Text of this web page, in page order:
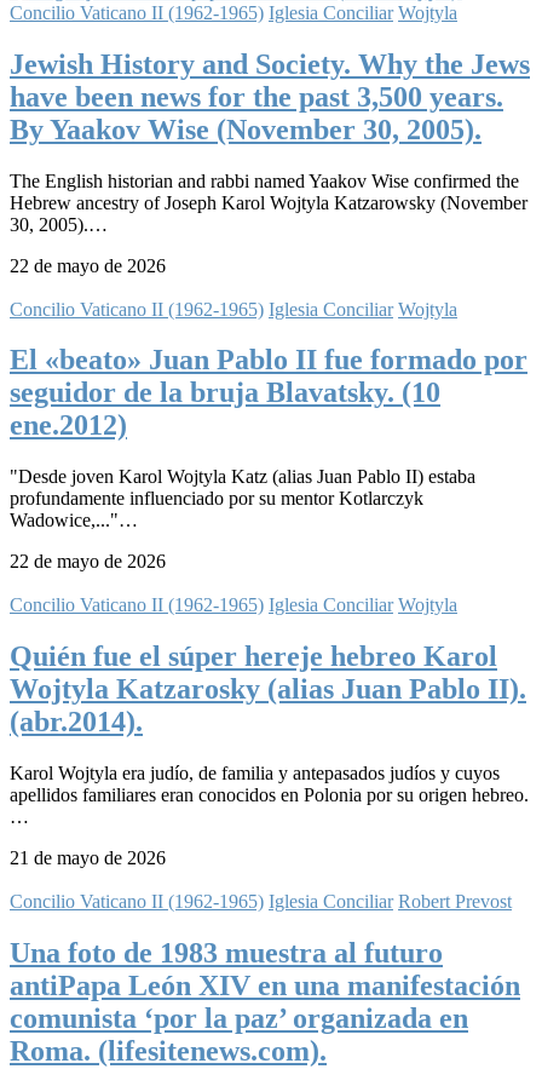
Concilio Vaticano II (1962-1965) Iglesia Conciliar Wojtyla
Jewish History and Society. Why the Jews
have been news for the past 3,500 years.
By Yaakov Wise (November 30, 2005).
The English historian and rabbi named Yaakov Wise confirmed the
Hebrew ancestry of Joseph Karol Wojtyla Katzarowsky (November
30, 2005).…
22 de mayo de 2026
Concilio Vaticano II (1962-1965) Iglesia Conciliar Wojtyla
El «beato» Juan Pablo II fue formado por
seguidor de la bruja Blavatsky. (10
ene.2012)
"Desde joven Karol Wojtyla Katz (alias Juan Pablo II) estaba
profundamente influenciado por su mentor Kotlarczyk
Wadowice,..."…
22 de mayo de 2026
Concilio Vaticano II (1962-1965) Iglesia Conciliar Wojtyla
Quién fue el súper hereje hebreo Karol
Wojtyla Katzarosky (alias Juan Pablo II).
(abr.2014).
Karol Wojtyla era judío, de familia y antepasados judíos y cuyos
apellidos familiares eran conocidos en Polonia por su origen hebreo.
…
21 de mayo de 2026
Concilio Vaticano II (1962-1965) Iglesia Conciliar Robert Prevost
Una foto de 1983 muestra al futuro
antiPapa León XIV en una manifestación
comunista ‘por la paz’ organizada en
Roma. (lifesitenews.com).